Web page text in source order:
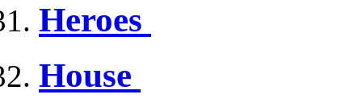
Heroes
House